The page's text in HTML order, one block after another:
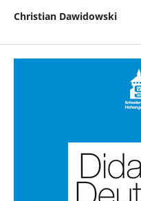
Christian Dawidowski